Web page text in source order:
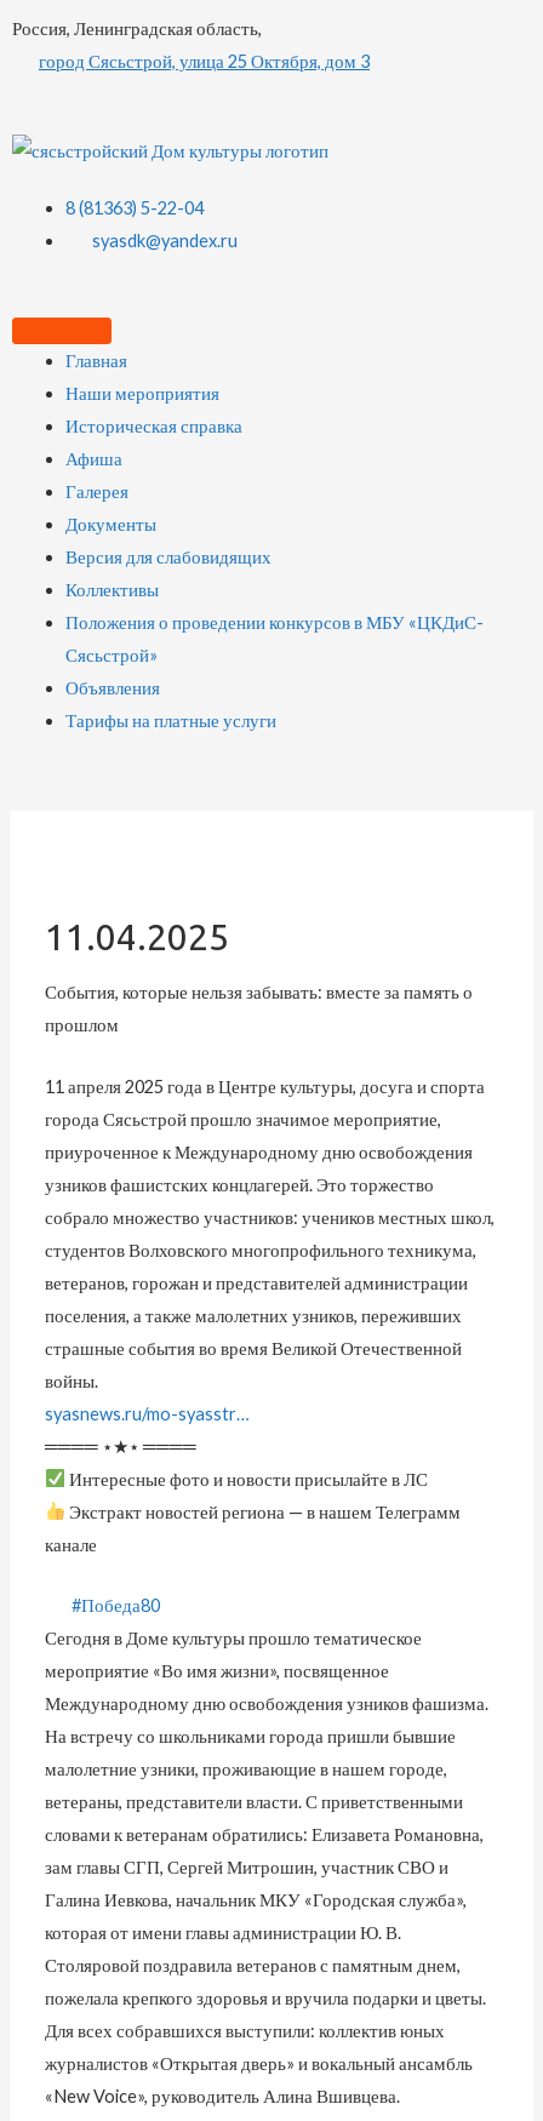
Россия, Ленинградская область,
город Сясьстрой, улица 25 Октября, дом 3
8 (81363) 5-22-04
syasdk@yandex.ru
Главная
Наши мероприятия
Историческая справка
Афиша
Галерея
Документы
Версия для слабовидящих
Коллективы
Положения о проведении конкурсов в МБУ «ЦКДиС-
Сясьстрой»
Объявления
Тарифы на платные услуги
11.04.2025
События, которые нельзя забывать: вместе за память о
прошлом
11 апреля 2025 года в Центре культуры, досуга и спорта
города Сясьстрой прошло значимое мероприятие,
приуроченное к Международному дню освобождения
узников фашистских концлагерей. Это торжество
собрало множество участников: учеников местных школ,
студентов Волховского многопрофильного техникума,
ветеранов, горожан и представителей администрации
поселения, а также малолетних узников, переживших
страшные события во время Великой Отечественной
войны.
syasnews.ru/mo-syasstr…
════ ⋆★⋆ ════
Интересные фото и новости присылайте в ЛС
Экстракт новостей региона — в нашем Телеграмм
канале
#Победа80
Сегодня в Доме культуры прошло тематическое
мероприятие «Во имя жизни», посвященное
Международному дню освобождения узников фашизма.
На встречу со школьниками города пришли бывшие
малолетние узники, проживающие в нашем городе,
ветераны, представители власти. С приветственными
словами к ветеранам обратились: Елизавета Романовна,
зам главы СГП, Сергей Митрошин, участник СВО и
Галина Иевкова, начальник МКУ «Городская служба»,
которая от имени главы администрации Ю. В.
Столяровой поздравила ветеранов с памятным днем,
пожелала крепкого здоровья и вручила подарки и цветы.
Для всех собравшихся выступили: коллектив юных
журналистов «Открытая дверь» и вокальный ансамбль
«New Voice», руководитель Алина Вшивцева.